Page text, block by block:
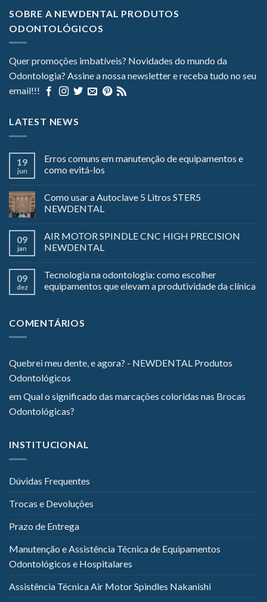
SOBRE A NEWDENTAL PRODUTOS
ODONTOLÓGICOS
Quer promoções imbatíveis? Novidades do mundo da
Odontologia? Assine a nossa newsletter e receba tudo no seu
email!!!
LATEST NEWS
19
jun
Erros comuns em manutenção de equipamentos e
como evitá-los
Como usar a Autoclave 5 Litros STER5
NEWDENTAL
09
jan
AIR MOTOR SPINDLE CNC HIGH PRECISION
NEWDENTAL
09
dez
Tecnologia na odontologia: como escolher
equipamentos que elevam a produtividade da clínica
COMENTÁRIOS
Quebrei meu dente, e agora? - NEWDENTAL Produtos
Odontológicos
emQual o significado das marcações coloridas nas Brocas
Odontológicas?
INSTITUCIONAL
Dúvidas Frequentes
Trocas e Devoluções
Prazo de Entrega
Manutenção e Assistência Técnica de Equipamentos
Odontológicos e Hospitalares
Assistência Técnica Air Motor Spindles Nakanishi